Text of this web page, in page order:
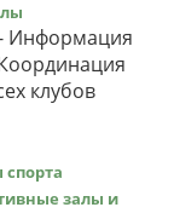
Информация
клубов
залы и